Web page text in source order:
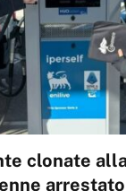
clonate